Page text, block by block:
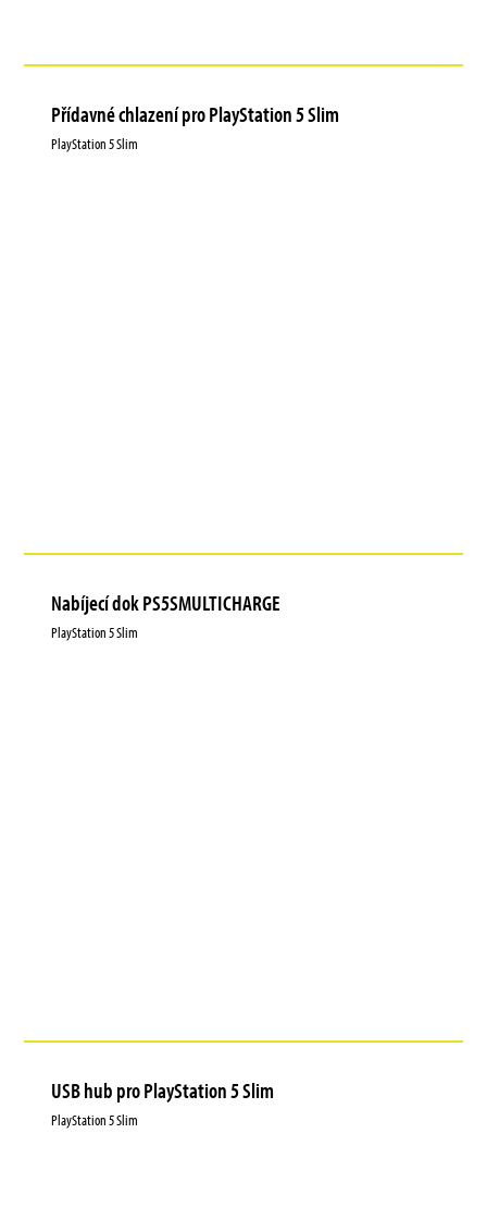
Přídavné chlazení pro PlayStation 5 Slim
PlayStation 5 Slim
Nabíjecí dok PS5SMULTICHARGE
PlayStation 5 Slim
USB hub pro PlayStation 5 Slim
PlayStation 5 Slim